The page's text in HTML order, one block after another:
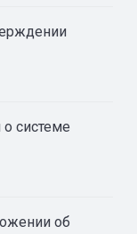
системе
об